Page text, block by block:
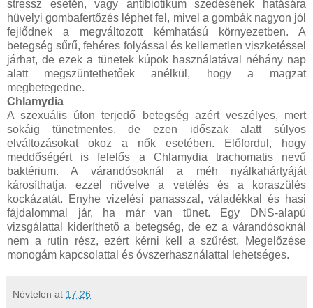
stressz esetén, vagy antibiotikum szedésének hatására
hüvelyi gombafertőzés léphet fel, mivel a gombák nagyon jól
fejlődnek a megváltozott kémhatású környezetben. A
betegség sűrű, fehéres folyással és kellemetlen viszketéssel
járhat, de ezek a tünetek kúpok használatával néhány nap
alatt megszüntethetőek anélkül, hogy a magzat
megbetegedne.
Chlamydia
A szexuális úton terjedő betegség azért veszélyes, mert
sokáig tünetmentes, de ezen időszak alatt súlyos
elváltozásokat okoz a nők esetében. Előfordul, hogy
meddőségért is felelős a Chlamydia trachomatis nevű
baktérium. A várandósoknál a méh nyálkahártyáját
károsíthatja, ezzel növelve a vetélés és a koraszülés
kockázatát. Enyhe vizelési panasszal, váladékkal és hasi
fájdalommal jár, ha már van tünet. Egy DNS-alapú
vizsgálattal kideríthető a betegség, de ez a várandósoknál
nem a rutin rész, ezért kérni kell a szűrést. Megelőzése
monogám kapcsolattal és óvszerhasználattal lehetséges.
Névtelen at 17:26